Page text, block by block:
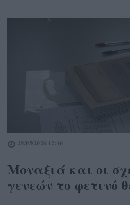
29/05/2026 12:46
Μοναξιά και οι
γενεών το φετινό